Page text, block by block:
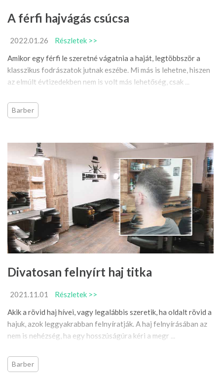
A férfi hajvágás csúcsa
2022.01.26
Részletek >>
Amikor egy férfi le szeretné vágatnia a haját, legtöbbször a
klasszikus fodrászatok jutnak eszébe. Mi más is lehetne, hiszen
az elmúlt évtizedekben nem is volt más lehetőség, csak ...
Barber
Divatosan felnyírt haj titka
2021.11.01
Részletek >>
Akik a rövid haj hívei, vagy legalábbis szeretik, ha oldalt rövid a
hajuk, azok leggyakrabban felnyíratják. A haj felnyírásában az
nem is nehézség, ha egy hosszúságúra kéri a megr ...
Barber